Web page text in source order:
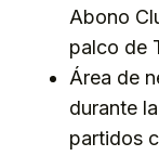
Abono
palco de
Área de
durante
partidos